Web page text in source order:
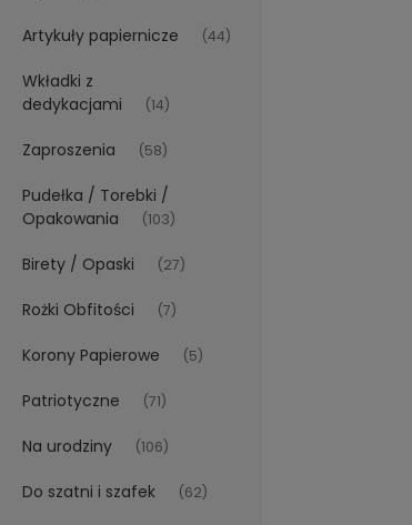
Artykuły papiernicze (44)
Wkładki z
dedykacjami
(14)
Zaproszenia (58)
Pudełka / Torebki /
Opakowania
(103)
Birety / Opaski (27)
Rożki Obfitości (7)
Korony Papierowe (5)
Patriotyczne (71)
Na urodziny (106)
Do szatni i szafek (62)